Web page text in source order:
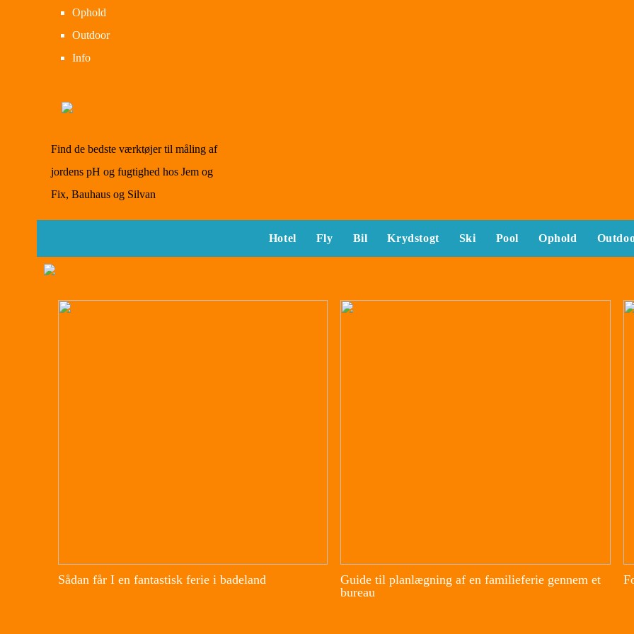
Ophold
Outdoor
Info
Find de bedste værktøjer til måling af
jordens pH og fugtighed hos Jem og
Fix, Bauhaus og Silvan
Hotel Fly Bil Krydstogt Ski Pool Ophold
Sådan får I en fantastisk ferie i badeland
Guide til planlægning af en familieferie gennem et
bureau